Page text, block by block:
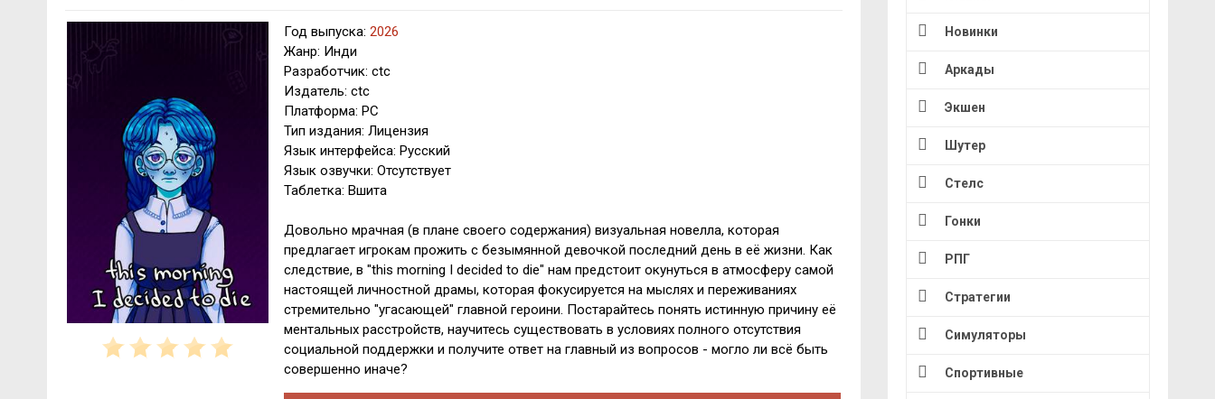
Год выпуска: 2026
Жанр: Инди
Разработчик: ctc
Издатель: ctc
Платформа: PC
Тип издания: Лицензия
Язык интерфейса: Русский
Язык озвучки: Отсутствует
Таблетка: Вшита
Довольно мрачная (в плане своего содержания) визуальная новелла, которая
предлагает игрокам прожить с безымянной девочкой последний день в её жизни. Как
следствие, в "this morning I decided to die" нам предстоит окунуться в атмосферу самой
настоящей личностной драмы, которая фокусируется на мыслях и переживаниях
стремительно "угасающей" главной героини. Постарайтесь понять истинную причину её
ментальных расстройств, научитесь существовать в условиях полного отсутствия
социальной поддержки и получите ответ на главный из вопросов - могло ли всё быть
совершенно иначе?
Новинки
Аркады
Экшен
Шутер
Стелс
Гонки
РПГ
Стратегии
Симуляторы
Спортивные